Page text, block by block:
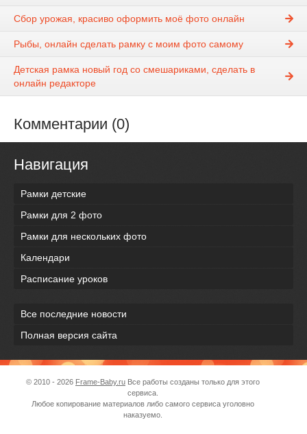
Сбор урожая, красиво оформить моё фото онлайн
Рыбы, онлайн сделать рамку с моим фото самому
Детская рамка новый год со смешариками, сделать в
онлайн редакторе
Комментарии (0)
Навигация
Рамки детские
Рамки для 2 фото
Рамки для нескольких фото
Календари
Расписание уроков
Все последние новости
Полная версия сайта
© 2010 - 2026 Frame-Baby.ru Все работы созданы только для этого
сервиса.
Любое копирование материалов либо самого сервиса уголовно
наказуемо.